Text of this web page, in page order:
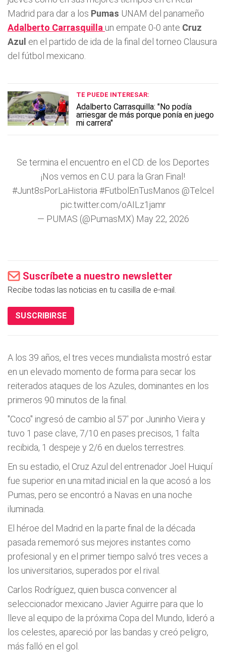
Madrid para dar a los Pumas UNAM del panameño
Adalberto Carrasquilla un empate 0-0 ante Cruz
Azul en el partido de ida de la final del torneo Clausura
del fútbol mexicano.
TE PUEDE INTERESAR:
Adalberto Carrasquilla: "No podía
arriesgar de más porque ponía en juego
mi carrera"
Se termina el encuentro en el CD. de los Deportes
¡Nos vemos en C.U. para la Gran Final!
#Junt8sPorLaHistoria #FutbolEnTusManos @Telcel
pic.twitter.com/oAILz1jamr
— PUMAS (@PumasMX) May 22, 2026
Suscríbete a nuestro newsletter
Recibe todas las noticias en tu casilla de e-mail.
SUSCRIBIRSE
A los 39 años, el tres veces mundialista mostró estar
en un elevado momento de forma para secar los
reiterados ataques de los Azules, dominantes en los
primeros 90 minutos de la final.
"Coco" ingresó de cambio al 57' por Juninho Vieira y
tuvo 1 pase clave, 7/10 en pases precisos, 1 falta
recibida, 1 despeje y 2/6 en duelos terrestres.
En su estadio, el Cruz Azul del entrenador Joel Huiquí
fue superior en una mitad inicial en la que acosó a los
Pumas, pero se encontró a Navas en una noche
iluminada.
El héroe del Madrid en la parte final de la década
pasada rememoró sus mejores instantes como
profesional y en el primer tiempo salvó tres veces a
los universitarios, superados por el rival.
Carlos Rodríguez, quien busca convencer al
seleccionador mexicano Javier Aguirre para que lo
lleve al equipo de la próxima Copa del Mundo, lideró a
los celestes, apareció por las bandas y creó peligro,
más falló en el gol.